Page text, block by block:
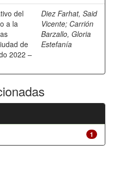
del
a la
de
2022 –
Diez Farhat, Said
Vicente; Carrión
Barzallo, Gloria
Estefanía
1